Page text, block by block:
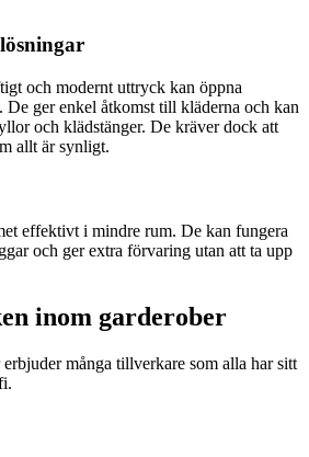
och modernt uttryck kan öppna
De ger enkel åtkomst till kläderna och kan
och klädstänger. De kräver dock att
allt är synligt.
effektivt i mindre rum. De kan fungera
och ger extra förvaring utan att ta upp
inom garderober
många tillverkare som alla har sitt